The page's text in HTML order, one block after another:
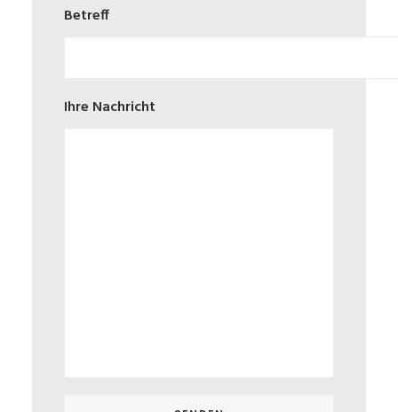
Betreff
Ihre Nachricht